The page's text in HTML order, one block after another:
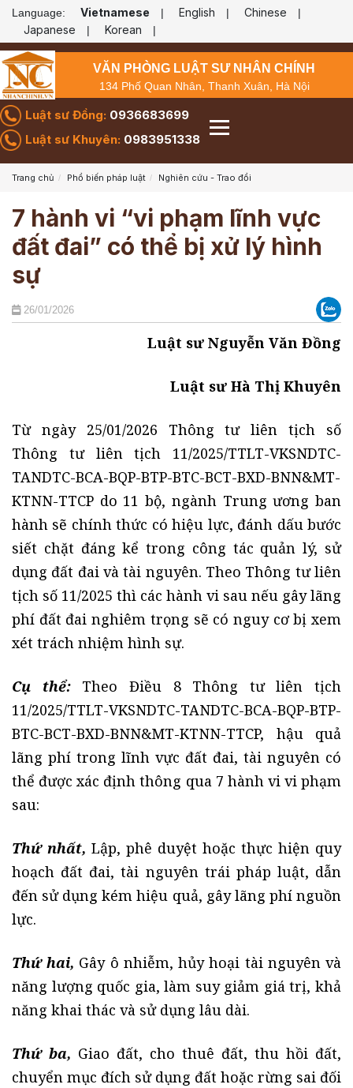
Language: Vietnamese | English | Chinese |
Japanese | Korean |
VĂN PHÒNG LUẬT SƯ NHÂN CHÍNH
134 Phố Quan Nhân, Thanh Xuân, Hà Nội
Luật sư Đồng: 0936683699
Luật sư Khuyên: 0983951338
Trang chủ Phổ biến pháp luật Nghiên cứu - Trao đổi
7 hành vi “vi phạm lĩnh vực
đất đai” có thể bị xử lý hình
sự
26/01/2026
Luật sư Nguyễn Văn Đồng
Luật sư Hà Thị Khuyên
Từ ngày 25/01/2026 Thông tư liên tịch số
Thông tư liên tịch 11/2025/TTLT-VKSNDTC-
TANDTC-BCA-BQP-BTP-BТC-BCT-BXD-BNN&MТ-
KTNN-TTCP do 11 bộ, ngành Trung ương ban
hành sẽ chính thức có hiệu lực, đánh dấu bước
siết chặt đáng kể trong công tác quản lý, sử
dụng đất đai và tài nguyên. Theo Thông tư liên
tịch số 11/2025 thì các hành vi sau nếu gây lãng
phí đất đai nghiêm trọng sẽ có nguy cơ bị xem
xét trách nhiệm hình sự.
Cụ thể: Theo Điều 8 Thông tư liên tịch
11/2025/TTLT-VKSNDTC-TANDTC-BCA-BQP-BTP-
BТC-BCT-BXD-BNN&MТ-KTNN-TTCP, hậu quả
lãng phí trong lĩnh vực đất đai, tài nguyên có
thể được xác định thông qua 7 hành vi vi phạm
sau:
Thứ nhất, Lập, phê duyệt hoặc thực hiện quy
hoạch đất đai, tài nguyên trái pháp luật, dẫn
đến sử dụng kém hiệu quả, gây lãng phí nguồn
lực.
Thứ hai, Gây ô nhiễm, hủy hoại tài nguyên và
năng lượng quốc gia, làm suy giảm giá trị, khả
năng khai thác và sử dụng lâu dài.
Thứ ba, Giao đất, cho thuê đất, thu hồi đất,
chuyển mục đích sử dụng đất hoặc rừng sai đối